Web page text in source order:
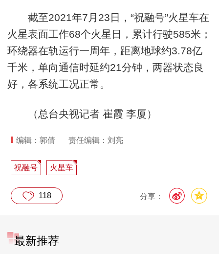
截至2021年7月23日，“祝融号”火星车在
火星表面工作68个火星日，累计行驶585米；
环绕器在轨运行一周年，距离地球约3.78亿
千米，单向通信时延约21分钟，两器状态良
好，各系统工况正常。
（总台央视记者 崔霞 李厦）
编辑：郭倩 责任编辑：刘亮
祝融号 火星车
分享：
118
最新推荐